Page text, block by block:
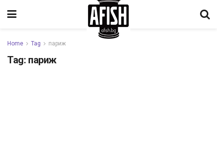
Home Tag париж
Tag: париж